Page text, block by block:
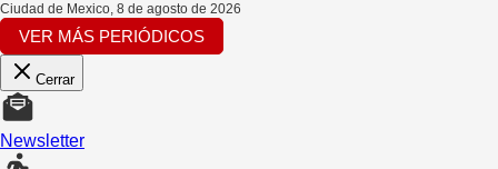
Ciudad de Mexico, 8 de agosto de 2026
VER MÁS PERIÓDICOS
Cerrar
Newsletter